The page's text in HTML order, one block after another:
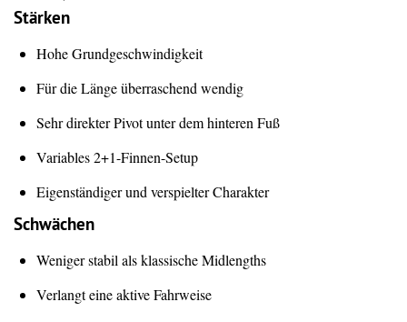
Stärken
Hohe Grundgeschwindigkeit
Für die Länge überraschend wendig
Sehr direkter Pivot unter dem hinteren Fuß
Variables 2+1-Finnen-Setup
Eigenständiger und verspielter Charakter
Schwächen
Weniger stabil als klassische Midlengths
Verlangt eine aktive Fahrweise